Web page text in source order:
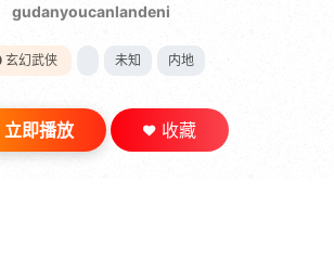
gudanyoucanlandeni
玄幻武侠 未知 内地
立即播放 收藏